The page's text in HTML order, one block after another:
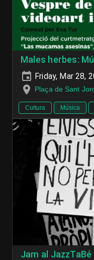
Males herbes:
Friday, Mar 28,
Plaça de Sant
Cultura Música
Jam al JazzTaBé